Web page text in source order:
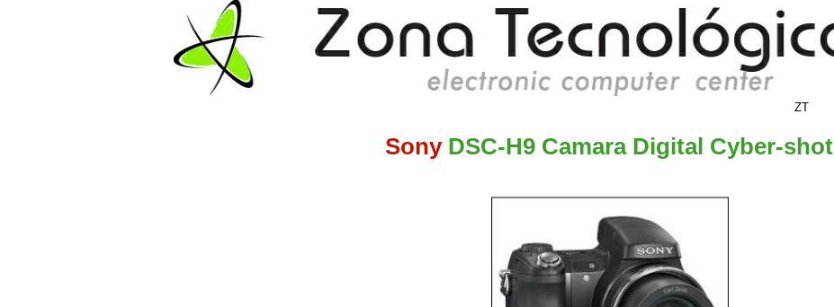
Zona TecnológicaEcc
electronic computer center
SonyDSC-H9 Camara Digital Cyber-shot
ZT